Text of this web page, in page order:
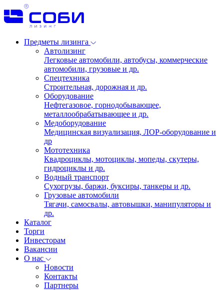
Предметы лизинга
Автолизинг
Легковые автомобили, автобусы, коммерческие
автомобили, грузовые и др.
Спецтехника
Строительная, дорожная и др.
Оборудование
Нефтегазовое, горнодобывающее,
металлообрабатывающее и др.
Медоборудование
Медицинская визуализация, ЛОР-оборудование и
др
Мототехника
Квадроциклы, мотоциклы, мопеды, скутеры,
гидроциклы и др.
Водный транспорт
Сухогрузы, баржи, буксиры, танкеры и др.
Грузовые автомобили
Тягачи, самосвалы, автовышки, манипуляторы и
др.
Каталог
Торги
Инвесторам
Вакансии
О нас
Новости
Контакты
Партнеры